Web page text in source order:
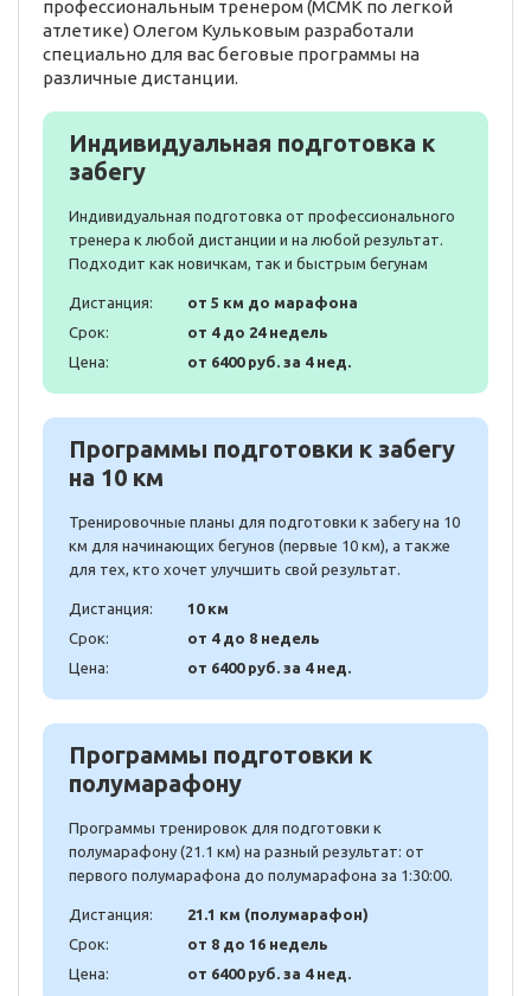
профессиональным тренером (МСМК по легкой
атлетике) Олегом Кульковым разработали
специально для вас беговые программы на
различные дистанции.
Индивидуальная подготовка к
забегу
Индивидуальная подготовка от профессионального
тренера к любой дистанции и на любой результат.
Подходит как новичкам, так и быстрым бегунам
Дистанция:
от 5 км до марафона
Срок:
от 4 до 24 недель
Цена:
от 6400 руб. за 4 нед.
Программы подготовки к забегу
на 10 км
Тренировочные планы для подготовки к забегу на 10
км для начинающих бегунов (первые 10 км), а также
для тех, кто хочет улучшить свой результат.
Дистанция:
10 км
Срок:
от 4 до 8 недель
Цена:
от 6400 руб. за 4 нед.
Программы подготовки к
полумарафону
Программы тренировок для подготовки к
полумарафону (21.1 км) на разный результат: от
первого полумарафона до полумарафона за 1:30:00.
Дистанция:
21.1 км (полумарафон)
Срок:
от 8 до 16 недель
Цена:
от 6400 руб. за 4 нед.